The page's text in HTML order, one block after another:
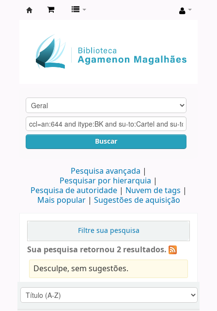
Agamenon
Magalhães
Buscar
Pesquisa avançada
Pesquisar por hierarquia
Pesquisa de autoridade
Nuvem de tags
Mais popular
Sugestões de aquisição
Filtre sua pesquisa
Sua pesquisa retornou 2 resultados.
Desculpe, sem sugestões.